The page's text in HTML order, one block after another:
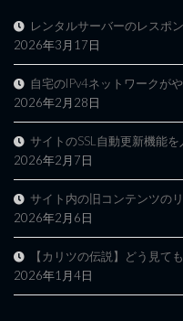
レンタルサーバーのレスポ
2026年3月17日
自宅のIPv4ネットワークが
2026年2月28日
サイトのSSL自動更新機能
2026年2月7日
サイト内の旧コンテンツの
2026年2月6日
【カリツの伝説】どう見て
2026年1月4日